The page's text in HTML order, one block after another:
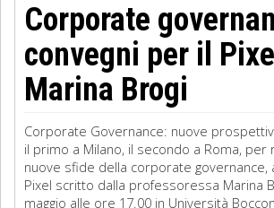
Corporate
convegni per il
Marina Brogi
Corporate Governance: nuove
il primo a Milano, il secondo a Roma,
nuove sfide della corporate governance,
Pixel scritto dalla professoressa Marina
maggio alle ore 17.00 in Università